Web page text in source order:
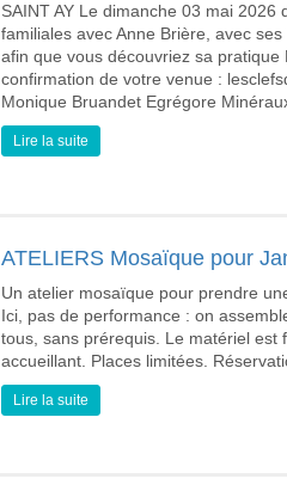
SAINT AY Le dimanche 03 mai
familiales avec Anne Brière, avec
afin que vous découvriez sa
confirmation de votre venue :
Monique Bruandet Egrégore
Lire la suite
ATELIERS Mosaïque pour
Un atelier mosaïque pour prendre
Ici, pas de performance : on
tous, sans prérequis. Le matériel est
accueillant. Places limitées.
Lire la suite